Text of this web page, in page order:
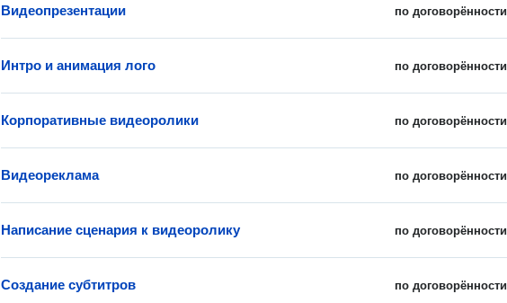
по договорённости
Видеопрезентации
по договорённости
Интро и анимация лого
по договорённости
Корпоративные видеоролики
по договорённости
Видеореклама
по договорённости
Написание сценария к видеоролику
по договорённости
Создание субтитров